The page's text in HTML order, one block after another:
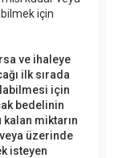
için
ve ihaleye
ilk sırada
için
bedelinin
miktarın
üzerinde
isteyen